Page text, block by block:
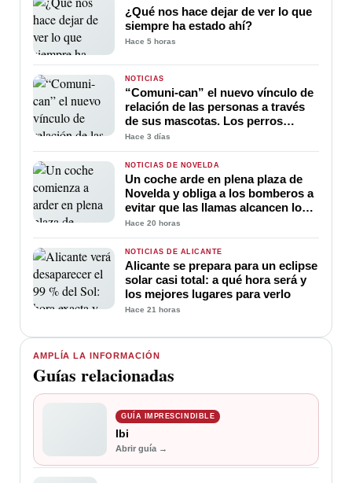
AMPLÍA LA INFORMACIÓN
Guías relacionadas
GUÍA IMPRESCINDIBLE
Ibi
Abrir guía →
¿Qué nos hace dejar de ver lo que
siempre ha estado ahí?
Hace 5 horas
NOTICIAS
“Comuni-can” el nuevo vínculo de
relación de las personas a través
de sus mascotas. Los perros
ayudan a la comunicación entre
sus amos
Hace 3 días
NOTICIAS DE NOVELDA
Un coche arde en plena plaza de
Novelda y obliga a los bomberos a
evitar que las llamas alcancen los
edificios
Hace 20 horas
NOTICIAS DE ALICANTE
Alicante se prepara para un eclipse
solar casi total: a qué hora será y
los mejores lugares para verlo
Hace 21 horas